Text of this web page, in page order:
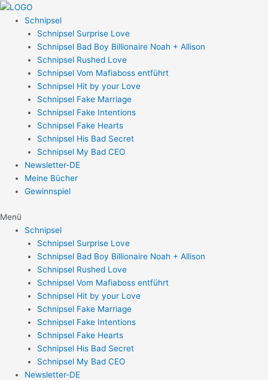
Zum
Inhalt
springen
Schnipsel
Schnipsel Surprise Love
Schnipsel Bad Boy Billionaire Noah + Allison
Schnipsel Rushed Love
Schnipsel Vom Mafiaboss entführt
Schnipsel Hit by your Love
Schnipsel Fake Marriage
Schnipsel Fake Intentions
Schnipsel Fake Hearts
Schnipsel His Bad Secret
Schnipsel My Bad CEO
Newsletter-DE
Meine Bücher
Gewinnspiel
Menü
Schnipsel
Schnipsel Surprise Love
Schnipsel Bad Boy Billionaire Noah + Allison
Schnipsel Rushed Love
Schnipsel Vom Mafiaboss entführt
Schnipsel Hit by your Love
Schnipsel Fake Marriage
Schnipsel Fake Intentions
Schnipsel Fake Hearts
Schnipsel His Bad Secret
Schnipsel My Bad CEO
Newsletter-DE
Post
navigation